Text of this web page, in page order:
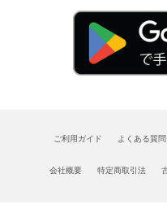
ご利用ガイド よくある質問
会社概要 特定商取引法